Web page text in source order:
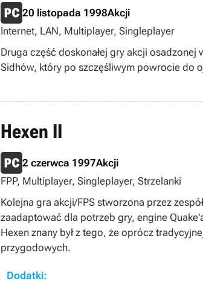
20 listopada 1998Akcji
Internet, LAN, Multiplayer, Singleplayer
Druga część doskonałej gry akcji
Sidhów, który po szczęśliwym powrocie do
Hexen II
2 czerwca 1997Akcji
FPP, Multiplayer, Singleplayer, Strzelanki
Kolejna gra akcji/FPS stworzona przez
zaadaptować dla potrzeb gry, engine
Hexen znany był z tego, że oprócz
przygodowych.
Dodatki: